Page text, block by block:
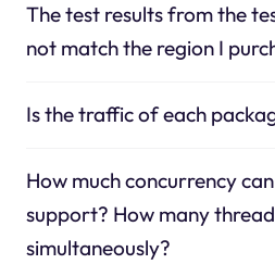
The test results from the
not match the region I
Is the traffic of each
How much concurrency
support? How many
simultaneously?